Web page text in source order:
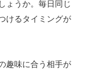
ょうか。毎日同じ
けるタイミングが
趣味に合う相手が